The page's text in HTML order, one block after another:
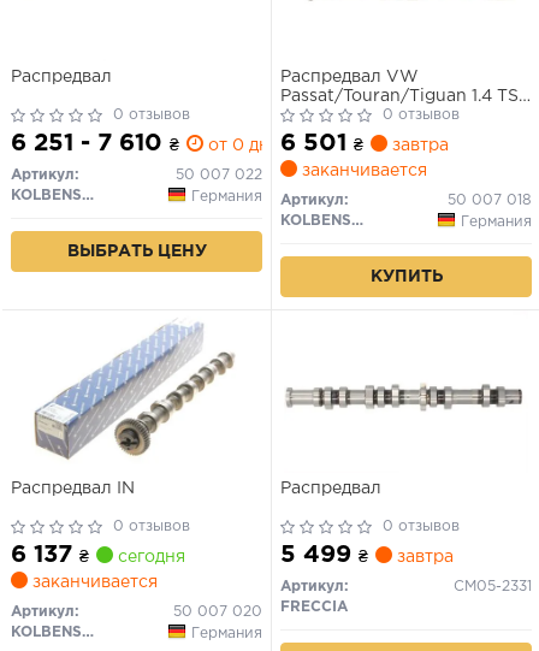
Распредвал
0 отзывов
6 251 - 7 610 ₴ от 0 дн.
Артикул:
50 007 022
KOLBENSCHMIDT
Германия
ВЫБРАТЬ ЦЕНУ
Распредвал VW
Passat/Touran/Tiguan 1.4 TSI
06-18 (впускной)
0 отзывов
6 501 ₴
завтра
заканчивается
Артикул:
50 007 018
KOLBENSCHMIDT
Германия
КУПИТЬ
Распредвал IN
0 отзывов
6 137 ₴
сегодня
заканчивается
Артикул:
50 007 020
KOLBENSCHMIDT
Германия
Распредвал
0 отзывов
5 499 ₴ завтра
Артикул:
CM05-2331
FRECCIA